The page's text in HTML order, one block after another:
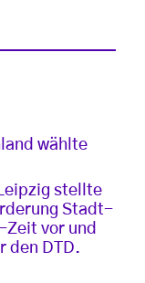
wählte
stellte
Stadt-
vor und
den DTD.